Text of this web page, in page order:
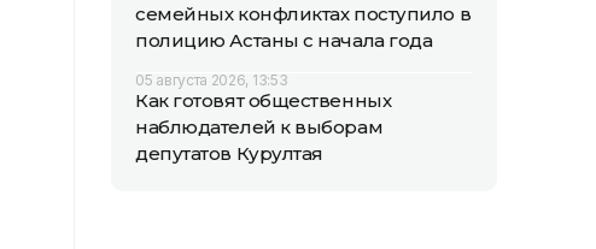
семейных конфликтах поступило в
полицию Астаны с начала года
05 августа 2026, 13:53
Как готовят общественных
наблюдателей к выборам
депутатов Курултая